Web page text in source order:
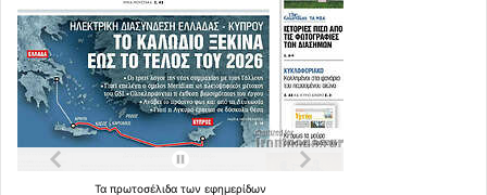
Τα πρωτοσέλιδα των εφημερίδων